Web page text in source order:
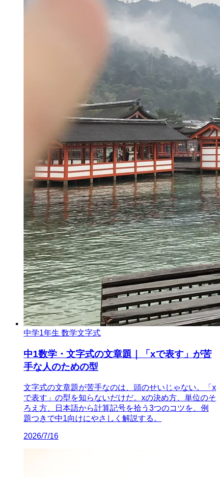
中学1年生 数学文字式
中1数学・文字式の文章題｜「xで表す」が苦
手な人のための型
文字式の文章題が苦手なのは、頭のせいじゃない。「x
で表す」の型を知らないだけだ。xの決め方、単位のそ
ろえ方、日本語から計算記号を拾う3つのコツを、例
題つきで中1向けにやさしく解説する。
2026/7/16